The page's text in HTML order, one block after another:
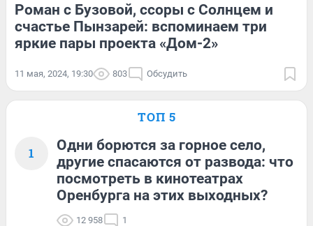
Роман с Бузовой, ссоры с Солнцем и
счастье Пынзарей: вспоминаем три
яркие пары проекта «Дом-2»
11 мая, 2024, 19:30 803 Обсудить
ТОП 5
1
Одни борются за горное село,
другие спасаются от развода: что
посмотреть в кинотеатрах
Оренбурга на этих выходных?
12 958 1